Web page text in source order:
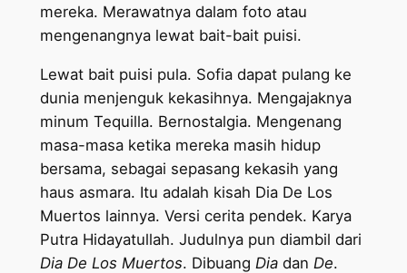
mereka. Merawatnya dalam foto atau
mengenangnya lewat bait-bait puisi.
Lewat bait puisi pula. Sofia dapat pulang ke
dunia menjenguk kekasihnya. Mengajaknya
minum Tequilla. Bernostalgia. Mengenang
masa-masa ketika mereka masih hidup
bersama, sebagai sepasang kekasih yang
haus asmara. Itu adalah kisah Dia De Los
Muertos lainnya. Versi cerita pendek. Karya
Putra Hidayatullah. Judulnya pun diambil dari
Dia De Los Muertos. Dibuang Diadan De.